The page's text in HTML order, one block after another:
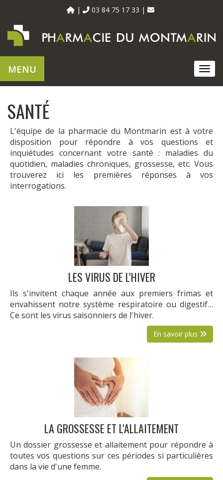
03 84 75 17 33
MENU
SANTÉ
L'équipe de la pharmacie du Montmarin est à votre
disposition pour répondre à vos questions et
inquiétudes concernant votre santé : maladies du
quotidien, maladies chroniques, grossesse, etc. Vous
trouverez ici les premières réponses à vos
interrogations.
LES VIRUS DE L'HIVER
Ils s'invitent chaque année aux premiers frimas et
envahissent notre système respiratoire ou digestif…
Ce sont les virus saisonniers de l'hiver.
En savoir plus
LA GROSSESSE ET L'ALLAITEMENT
Un dossier grossesse et allaitement pour répondre à
toutes vos questions sur ces périodes si particulières
dans la vie d'une femme.